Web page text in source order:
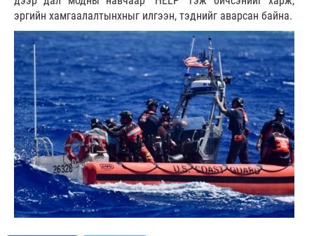
эргийн хамгаалалтынхныг илгээн, тэднийг аварсан байна.